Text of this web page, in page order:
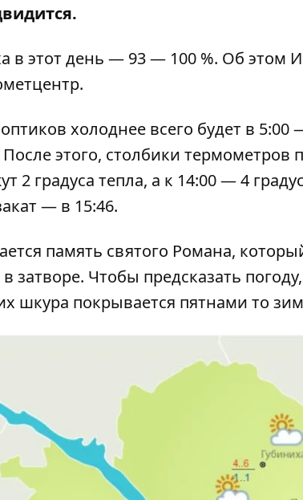
в этот день — 93 — 100 %. Об этом
холоднее всего будет в 5:00
этого, столбики термометров
2 градуса тепла, а к 14:00 — 4
— в 15:46.
память святого Романа,
затворе. Чтобы предсказать
шкура покрывается пятнами то